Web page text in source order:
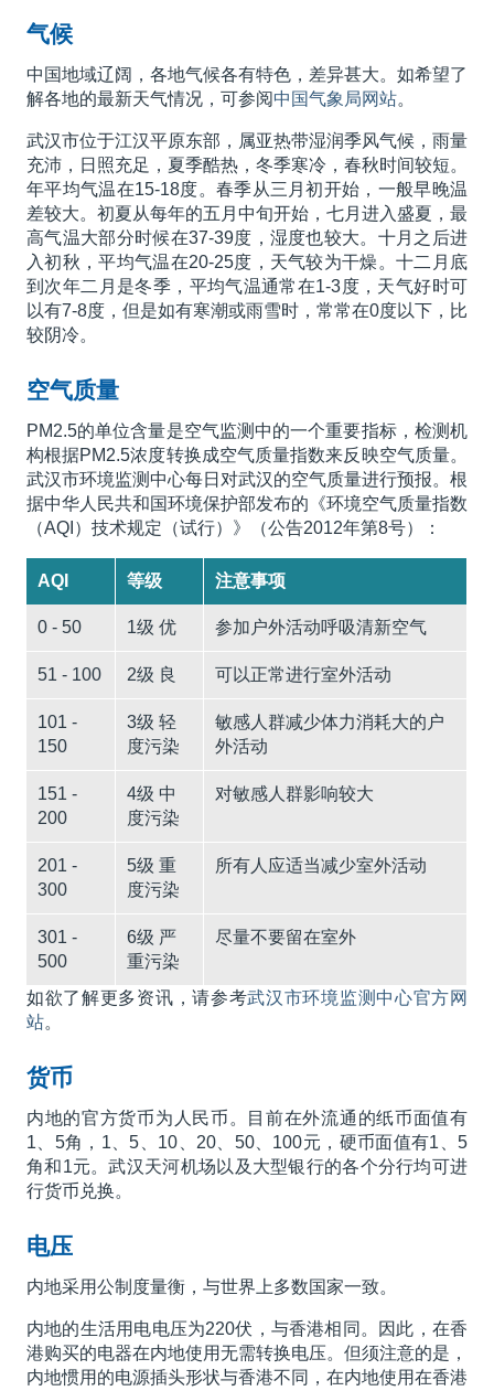
气候
中国地域辽阔，各地气候各有特色，差异甚大。如希望了
解各地的最新天气情况，可参阅中国气象局网站。
武汉市位于江汉平原东部，属亚热带湿润季风气候，雨量
充沛，日照充足，夏季酷热，冬季寒冷，春秋时间较短。
年平均气温在15-18度。春季从三月初开始，一般早晚温
差较大。初夏从每年的五月中旬开始，七月进入盛夏，最
高气温大部分时候在37-39度，湿度也较大。十月之后进
入初秋，平均气温在20-25度，天气较为干燥。十二月底
到次年二月是冬季，平均气温通常在1-3度，天气好时可
以有7-8度，但是如有寒潮或雨雪时，常常在0度以下，比
较阴冷。
空气质量
PM2.5的单位含量是空气监测中的一个重要指标，检测机
构根据PM2.5浓度转换成空气质量指数来反映空气质量。
武汉市环境监测中心每日对武汉的空气质量进行预报。根
据中华人民共和国环境保护部发布的《环境空气质量指数
（AQI）技术规定（试行）》（公告2012年第8号）：
AQI 等级 注意事项
0 - 50 1级 优 参加户外活动呼吸清新空气
51 - 100 2级 良 可以正常进行室外活动
101 -
150
3级 轻
度污染
敏感人群减少体力消耗大的户
外活动
151 -
200
4级 中
度污染
对敏感人群影响较大
201 -
300
5级 重
度污染
所有人应适当减少室外活动
301 -
500
6级 严
重污染
尽量不要留在室外
如欲了解更多资讯，请参考武汉市环境监测中心官方网
站。
货币
内地的官方货币为人民币。目前在外流通的纸币面值有
1、5角，1、5、10、20、50、100元，硬币面值有1、5
角和1元。武汉天河机场以及大型银行的各个分行均可进
行货币兑换。
电压
内地采用公制度量衡，与世界上多数国家一致。
内地的生活用电电压为220伏，与香港相同。因此，在香
港购买的电器在内地使用无需转换电压。但须注意的是，
内地惯用的电源插头形状与香港不同，在内地使用在香港